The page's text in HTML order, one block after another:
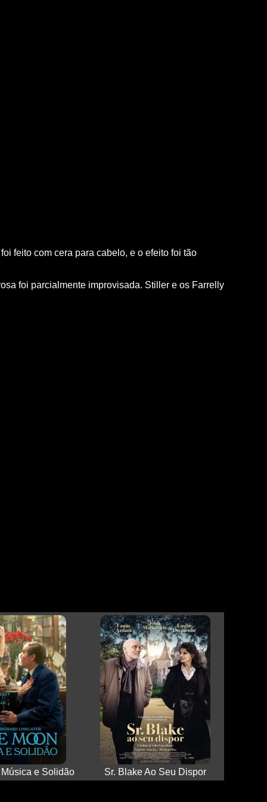
feito com cera para cabelo, e o efeito foi tão
foi parcialmente improvisada. Stiller e os Farrelly
e Solidão Sr. Blake Ao Seu Dispor